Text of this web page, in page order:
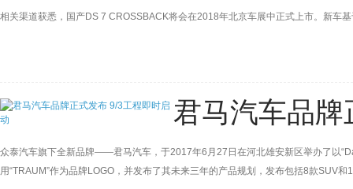
相关渠道获悉，国产DS 7 CROSSBACK将会在2018年北京车展中正式上市。新车
君马汽车品牌
众泰汽车旗下全新品牌——君马汽车，于2017年6月27日在河北雄安新区举办了以
用“TRAUM”作为品牌LOGO，并发布了其未来三年的产品规划，发布包括8款SUV